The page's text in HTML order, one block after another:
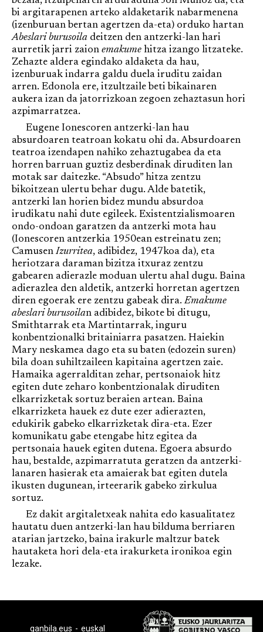
bi argitarapenen arteko aldaketarik nabarmenena
(izenburuan bertan agertzen da-eta) orduko hartan
Abeslari burusoila deitzen den antzerki-lan hari
aurretik jarri zaion emakume hitza izango litzateke.
Zehazte aldera egindako aldaketa da hau,
izenburuak indarra galdu duela iruditu zaidan
arren. Edonola ere, itzultzaile beti bikainaren
aukera izan da jatorrizkoan zegoen zehaztasun hori
azpimarratzea.
Eugene Ionescoren antzerki-lan hau
absurdoaren teatroan kokatu ohi da. Absurdoaren
teatroa izendapen nahiko zehaztugabea da eta
horren barruan guztiz desberdinak diruditen lan
motak sar daitezke. “Absudo” hitza zentzu
bikoitzean ulertu behar dugu. Alde batetik,
antzerki lan horien bidez mundu absurdoa
irudikatu nahi dute egileek. Existentzialismoaren
ondo-ondoan garatzen da antzerki mota hau
(Ionescoren antzerkia 1950ean estreinatu zen;
CamusenIzurritea, adibidez, 1947koa da), eta
heriotzara daraman bizitza itxuraz zentzu
gabearen adierazle moduan ulertu ahal dugu. Baina
adierazlea den aldetik, antzerki horretan agertzen
diren egoerak ere zentzu gabeak dira.Emakume
abeslari burusoilan adibidez, bikote bi ditugu,
Smithtarrak eta Martintarrak, inguru
konbentzionalki britainiarra pasatzen. Haiekin
Mary neskamea dago eta su baten (edozein suren)
bila doan suhiltzaileen kapitaina agertzen zaie.
Hamaika agerralditan zehar, pertsonaiok hitz
egiten dute zeharo konbentzionalak diruditen
elkarrizketak sortuz beraien artean. Baina
elkarrizketa hauek ez dute ezer adierazten,
edukirik gabeko elkarrizketak dira-eta. Ezer
komunikatu gabe etengabe hitz egitea da
pertsonaia hauek egiten dutena. Egoera absurdo
hau, bestalde, azpimarratuta geratzen da antzerki-
lanaren hasierak eta amaierak bat egiten dutela
ikusten dugunean, irteerarik gabeko zirkulua
sortuz.
Ez dakit argitaletxeak nahita edo kasualitatez
hautatu duen antzerki-lan hau bilduma berriaren
atarian jartzeko, baina irakurle maltzur batek
hautaketa hori dela-eta irakurketa ironikoa egin
lezake.
ganbila.eus - euskal